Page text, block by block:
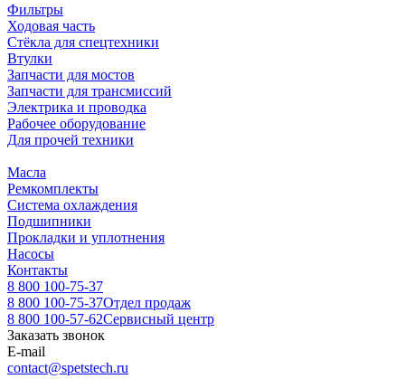
Фильтры
Ходовая часть
Стёкла для спецтехники
Втулки
Запчасти для мостов
Запчасти для трансмиссий
Электрика и проводка
Рабочее оборудование
Для прочей техники
Масла
Ремкомплекты
Система охлаждения
Подшипники
Прокладки и уплотнения
Насосы
Контакты
8 800 100-75-37
8 800 100-75-37Отдел продаж
8 800 100-57-62Сервисный центр
Заказать звонок
E-mail
contact@spetstech.ru